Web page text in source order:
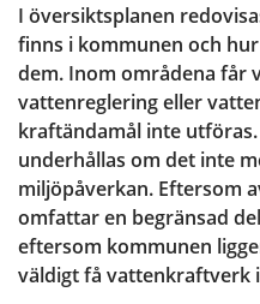
I översiktsplanen
finns i kommunen och
dem. Inom områdena får
vattenreglering eller
kraftändamål inte
underhållas om det inte
miljöpåverkan. Eftersom
omfattar en begränsad
eftersom kommunen
väldigt få vattenkraftverk